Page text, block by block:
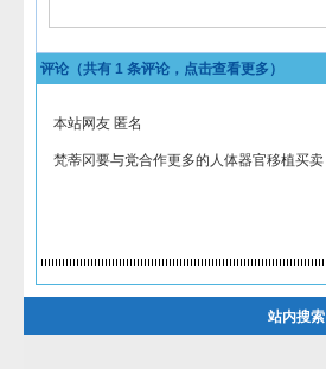
评论（共有 1 条评论，点击查看更多）
本站网友 匿名
梵蒂冈要与党合作更多的人体器官移植买卖
站内搜索